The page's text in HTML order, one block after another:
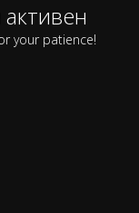
your patience!